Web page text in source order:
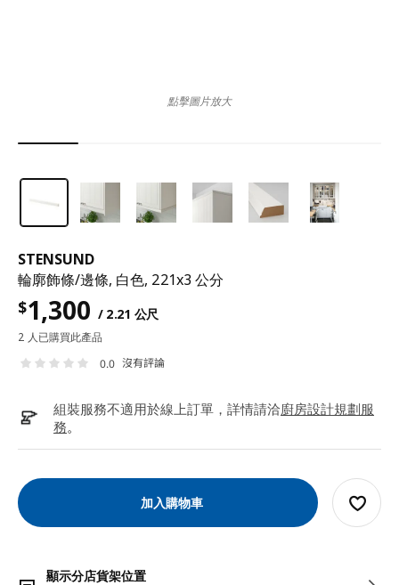
STENSUND
輪廓飾條/邊條, 白色, 221x3 公分
$1,300 / 2.21 公尺
2 人已購買此產品
0.0 沒有評論
組裝服務不適用於線上訂單，詳情請洽廚房設計規劃服
務。
加入購物車
顯示分店貨架位置
點擊圖片放大